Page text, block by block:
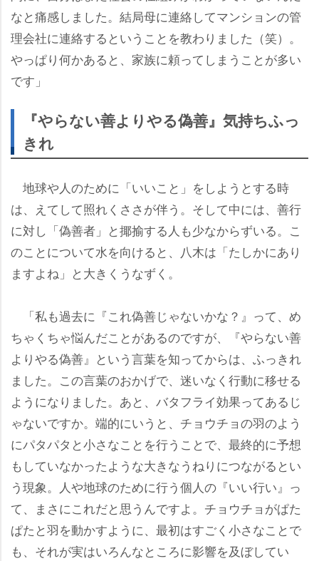
なと痛感しました。結局母に連絡してマンションの管
理会社に連絡するということを教わりました（笑）。
っぱり何かあると、家族に頼ってしまうことが多い
です」
『やらない善よりやる偽善』気持ちふっ
きれ
地球や人のために「いいこと」をしようとする時
は、えてして照れくささが伴う。そして中には、善行
に対し「偽善者」と揶揄する人も少なからずいる。こ
のことについて水を向けると、八木は「たしかにあり
ますよね」と大きくうなずく。
「私も過去に『これ偽善じゃないかな？』って、め
ちゃくちゃ悩んだことがあるのですが、『やらない善
よりやる偽善』という言葉を知ってからは、ふっきれ
ました。この言葉のおかげで、迷いなく行動に移せる
ようになりました。あと、バタフライ効果ってあるじ
ゃないですか。端的にいうと、チョウチョの羽のよう
にパタパタと小さなことを行うことで、最終的に予想
もしていなかったような大きなうねりにつながるとい
う現象。人や地球のために行う個人の『いい行い』っ
て、まさにこれだと思うんですよ。チョウチョがぱた
ぱたと羽を動かすように、最初はすごく小さなことで
も、それが実はいろんなところに影響を及ぼしてい